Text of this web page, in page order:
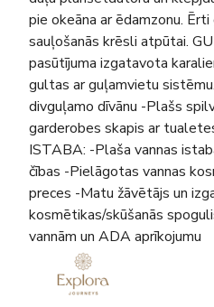
pie okeāna ar ēdamzonu.
sauļošanās krēsli atpūtai.
pasūtījuma izgatavota
gultas ar guļamvietu
divguļamo dīvānu -Plašs
garderobes skapis ar
ISTABA: -Plaša vannas
čības -Pielāgotas vannas
preces -Matu žāvētājs un
kosmētikas/skūšanās
vannām un ADA aprīkojumu